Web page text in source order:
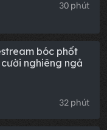
30 phút
bóc phốt
nghiêng ngả
32 phút